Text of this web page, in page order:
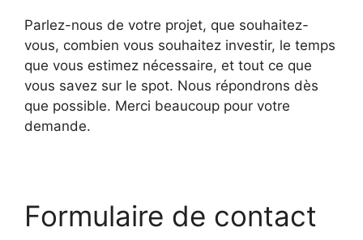
Parlez-nous de votre projet, que souhaitez-
vous, combien vous souhaitez investir, le temps
que vous estimez nécessaire, et tout ce que
vous savez sur le spot. Nous répondrons dès
que possible. Merci beaucoup pour votre
demande.
Formulaire de contact